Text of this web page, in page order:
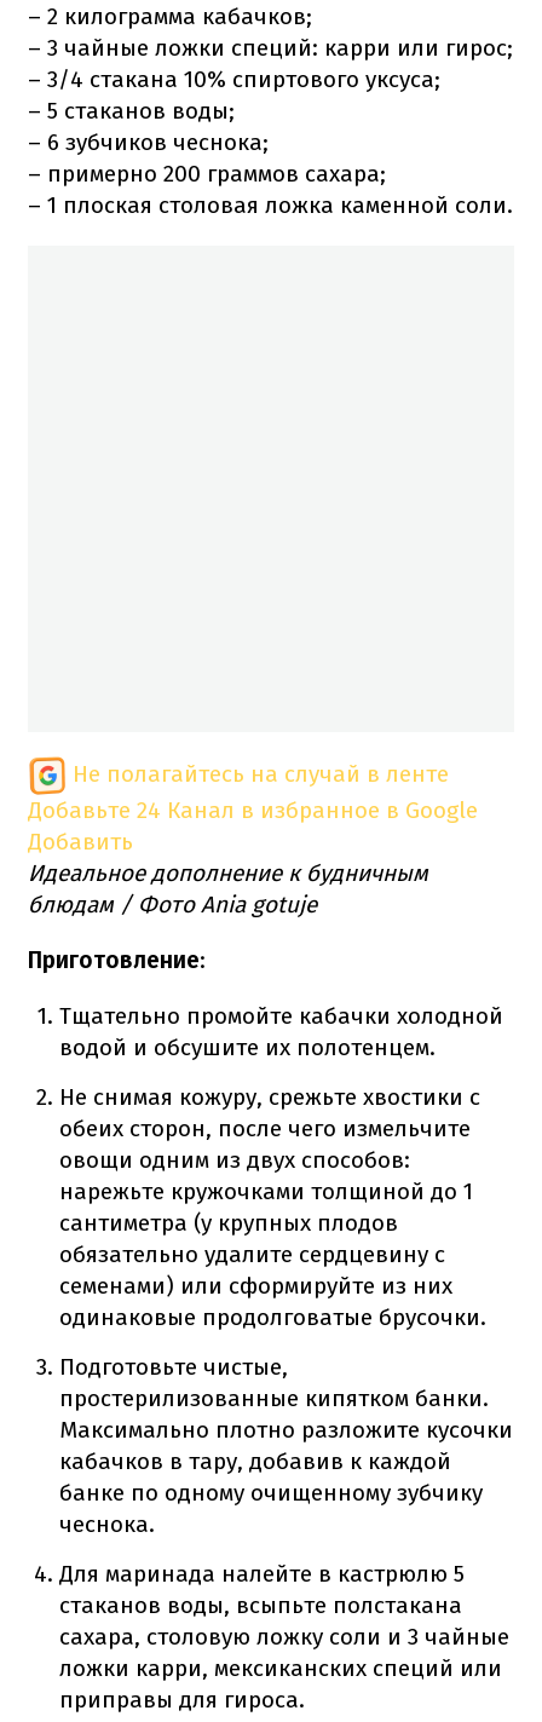
– 2 килограмма кабачков;
– 3 чайные ложки специй: карри или гирос;
– 3/4 стакана 10% спиртового уксуса;
– 5 стаканов воды;
– 6 зубчиков чеснока;
– примерно 200 граммов сахара;
– 1 плоская столовая ложка каменной соли.
Не полагайтесь на случай в ленте
Добавьте 24 Канал в избранное в Google
Добавить
Идеальное дополнение к будничным
блюдам / Фото Ania gotuje
Приготовление:
Тщательно промойте кабачки холодной
водой и обсушите их полотенцем.
Не снимая кожуру, срежьте хвостики с
обеих сторон, после чего измельчите
овощи одним из двух способов:
нарежьте кружочками толщиной до 1
сантиметра (у крупных плодов
обязательно удалите сердцевину с
семенами) или сформируйте из них
одинаковые продолговатые брусочки.
Подготовьте чистые,
простерилизованные кипятком банки.
Максимально плотно разложите кусочки
кабачков в тару, добавив к каждой
банке по одному очищенному зубчику
чеснока.
Для маринада налейте в кастрюлю 5
стаканов воды, всыпьте полстакана
сахара, столовую ложку соли и 3 чайные
ложки карри, мексиканских специй или
приправы для гироса.